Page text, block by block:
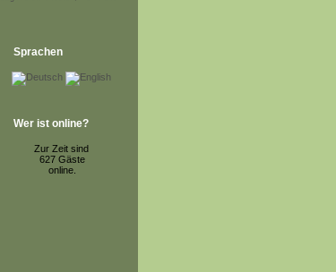
Sprachen
Wer ist online?
Zur Zeit sind
627 Gäste
online.